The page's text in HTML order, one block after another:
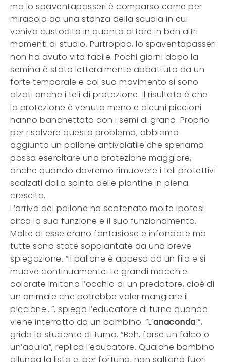
ma lo spaventapasseri è comparso come per
miracolo da una stanza della scuola in cui
veniva custodito in quanto attore in ben altri
momenti di studio. Purtroppo, lo spaventapasseri
non ha avuto vita facile. Pochi giorni dopo la
semina è stato letteralmente abbattuto da un
forte temporale e col suo movimento si sono
alzati anche i teli di protezione. Il risultato è che
la protezione è venuta meno e alcuni piccioni
hanno banchettato con i semi di grano. Proprio
per risolvere questo problema, abbiamo
aggiunto un pallone antivolatile che speriamo
possa esercitare una protezione maggiore,
anche quando dovremo rimuovere i teli protettivi
scalzati dalla spinta delle piantine in piena
crescita.
L’arrivo del pallone ha scatenato molte ipotesi
circa la sua funzione e il suo funzionamento.
Molte di esse erano fantasiose e infondate ma
tutte sono state soppiantate da una breve
spiegazione. “Il pallone è appeso ad un filo e si
muove continuamente. Le grandi macchie
colorate imitano l’occhio di un predatore, cioè di
un animale che potrebbe voler mangiare il
piccione…”, spiega l’educatore di turno quando
viene interrotto da un bambino. “L’anaconda!”,
grida lo studente di turno. “Beh, forse un falco o
un’aquila”, replica l’educatore. Qualche bambino